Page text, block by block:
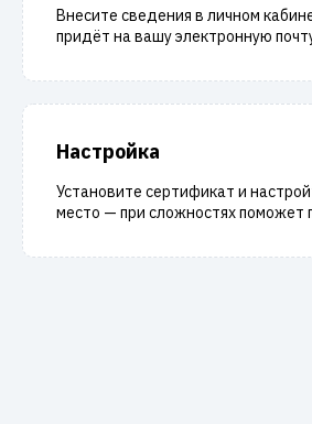
Внесите сведения в личном
придёт на вашу электронную
Настройка
Установите сертификат и
место — при сложностях поможет